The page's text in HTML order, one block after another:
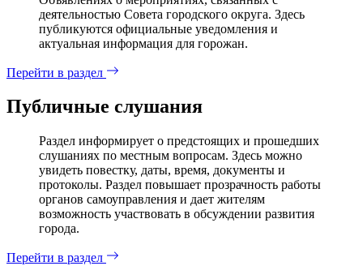
деятельностью Совета городского округа. Здесь
публикуются официальные уведомления и
актуальная информация для горожан.
Перейти в раздел
Публичные слушания
Раздел информирует о предстоящих и прошедших
слушаниях по местным вопросам. Здесь можно
увидеть повестку, даты, время, документы и
протоколы. Раздел повышает прозрачность работы
органов самоуправления и дает жителям
возможность участвовать в обсуждении развития
города.
Перейти в раздел